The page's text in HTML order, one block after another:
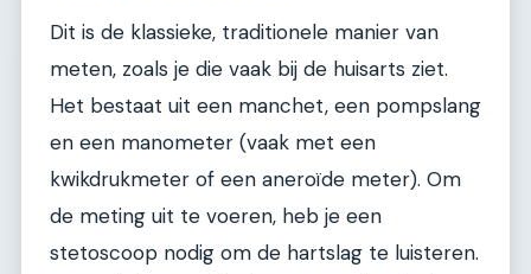
Dit is de klassieke, traditionele manier van
meten, zoals je die vaak bij de huisarts ziet.
Het bestaat uit een manchet, een pompslang
en een manometer (vaak met een
kwikdrukmeter of een aneroïde meter). Om
de meting uit te voeren, heb je een
stetoscoop nodig om de hartslag te luisteren.